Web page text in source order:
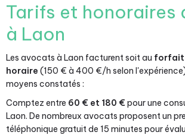
Tarifs et honoraires
à Laon
Les avocats à Laon facturent soit au forfait
horaire (150 € à 400 €/h selon
moyens constatés :
Comptez entre 60 € et 180 € pour une
Laon. De nombreux avocats proposent un
téléphonique gratuit de 15 minutes pour